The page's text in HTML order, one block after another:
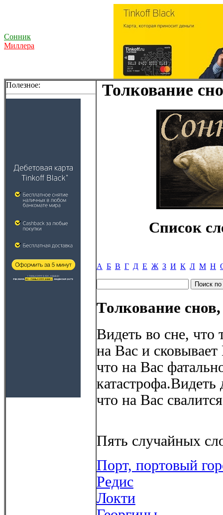
Сонник
Миллера
Полезное: Толкование
Список
А Б В Г Д Е Ж З И К Л М Н
Толкование
Видеть во сне, что
на Вас и
что на Вас
катастрофа.Видеть
что на Вас
Пять случайных
Порт, портовый
Редис
Локти